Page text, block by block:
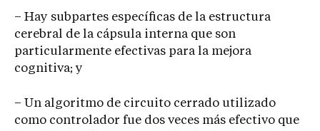
– Hay subpartes específicas de la estructura
cerebral de la cápsula interna que son
particularmente efectivas para la mejora
cognitiva; y
– Un algoritmo de circuito cerrado utilizado
como controlador fue dos veces más efectivo que